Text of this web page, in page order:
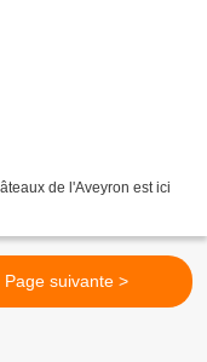
de l'Aveyron est ici
Page suivante >